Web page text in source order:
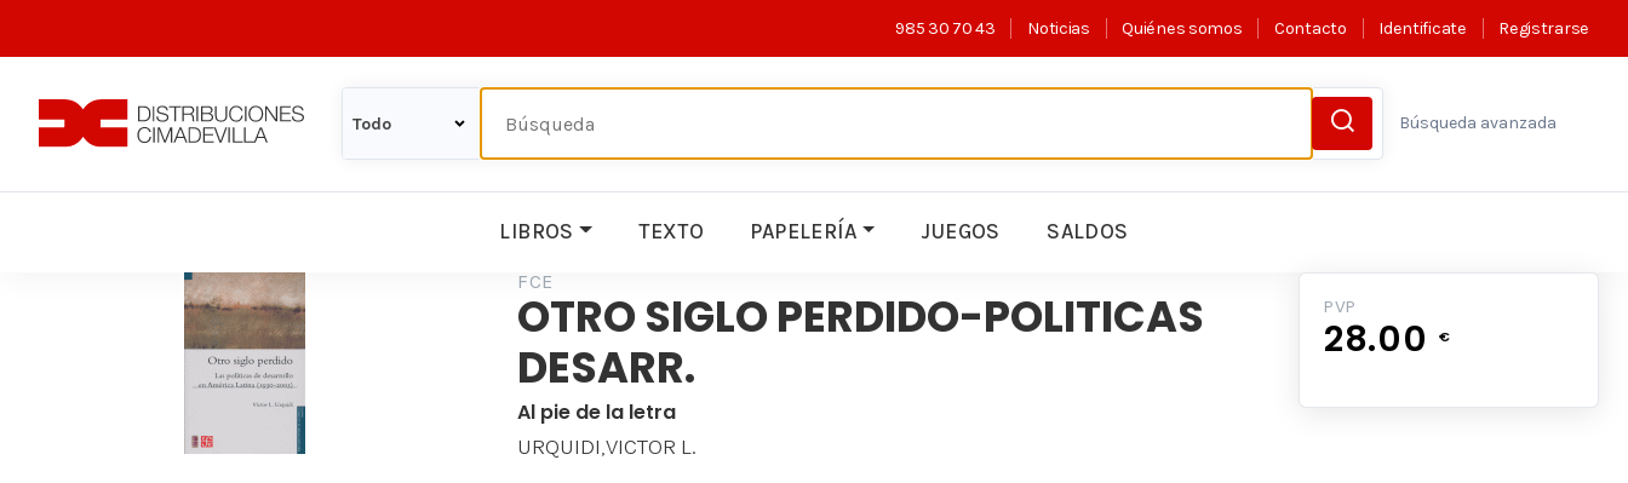
985 30 70 43 Noticias Quiénes somos Contacto Identificate Registrarse
Búsqueda avanzada
LIBROS TEXTO PAPELERÍA JUEGOS SALDOS
FCE
OTRO SIGLO PERDIDO-POLITICAS
DESARR.
Al pie de la letra
URQUIDI,VICTOR L.
PVP
28.00 €